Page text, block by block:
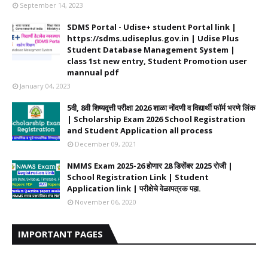
September 14, 2023
SDMS Portal - Udise+ student Portal link |
https://sdms.udiseplus.gov.in | Udise Plus
Student Database Management System |
class 1st new entry, Student Promotion user
mannual pdf
January 04, 2023
5वी, 8वी शिष्यवृत्ती परीक्षा 2026 शाळा नोंदणी व विद्यार्थी फॉर्म भरणे लिंक
| Scholarship Exam 2026 School Registration
and Student Application all process
December 09, 2021
NMMS Exam 2025-26 होणार 28 डिसेंबर 2025 रोजी |
School Registration Link | Student
Application link | परीक्षेचे वेळापत्रक पहा.
November 06, 2020
IMPORTANT PAGES